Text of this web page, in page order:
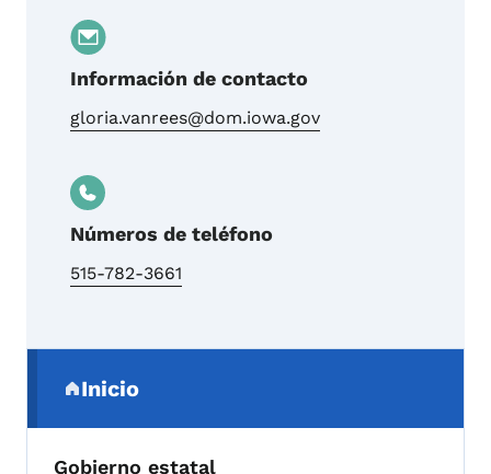
Información de contacto
gloria.vanrees@dom.iowa.gov
Números de teléfono
515-782-3661
Inicio
(parent section)
Gobierno estatal